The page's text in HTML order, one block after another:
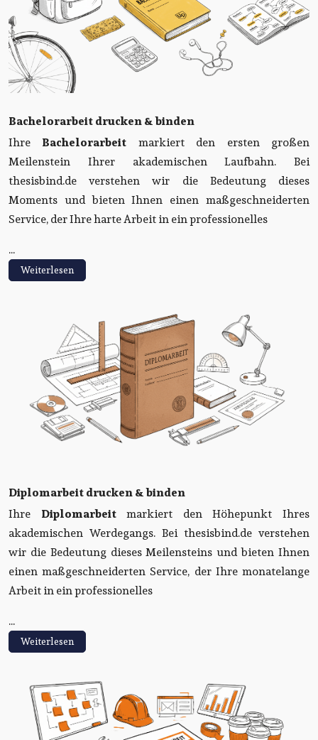
Bachelorarbeit drucken & binden
Ihre Bachelorarbeit markiert den ersten großen
Meilenstein Ihrer akademischen Laufbahn. Bei
thesisbind.de verstehen wir die Bedeutung dieses
Moments und bieten Ihnen einen maßgeschneiderten
Service, der Ihre harte Arbeit in ein professionelles
...
Weiterlesen
Diplomarbeit drucken & binden
Ihre Diplomarbeitmarkiert den Höhepunkt Ihres
akademischen Werdegangs. Bei thesisbind.de verstehen
wir die Bedeutung dieses Meilensteins und bieten Ihnen
einen maßgeschneiderten Service, der Ihre monatelange
Arbeit in ein professionelles
...
Weiterlesen